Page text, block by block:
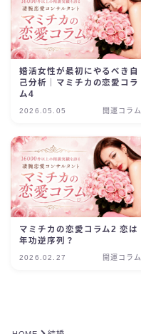
婚活女性が最初にやるべき自
己分析｜マミチカの恋愛コラ
ム4
2026.05.05 開運コラム
マミチカの恋愛コラム2 恋は
年功逆序列？
2026.02.27 開運コラム